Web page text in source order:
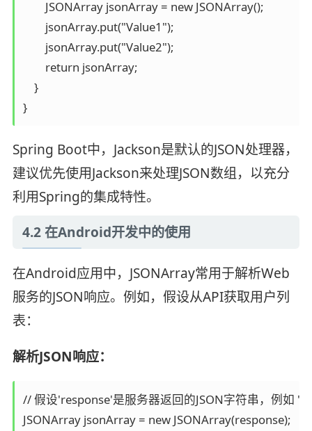
        JSONArray jsonArray = new JSONArray();
        jsonArray.put("Value1");
        jsonArray.put("Value2");
        return jsonArray;
    }
}
Spring Boot中，Jackson是默认的JSON处理器，
建议优先使用Jackson来处理JSON数组，以充分
利用Spring的集成特性。
4.2 在Android开发中的使用
在Android应用中，JSONArray常用于解析Web
服务的JSON响应。例如，假设从API获取用户列
表：
解析JSON响应：
// 假设'response'是服务器返回的JSON字符串，例
JSONArray jsonArray = new JSONArray(response);